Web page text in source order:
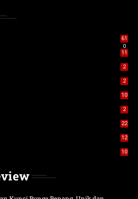
61
0
11
2
2
10
2
22
12
10